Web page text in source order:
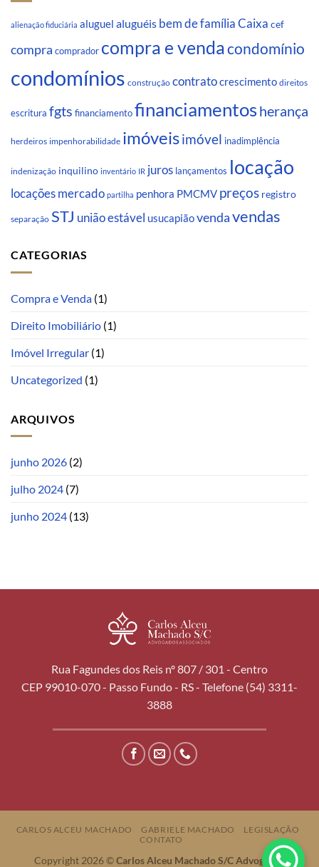
alienação fiduciária aluguel aluguéis bem de família Caixa cef
compra comprador compra e vendacondomínio
condomínios construção contratocrescimento direitos
escritura fgts financiamentofinanciamentosherança
herdeiros impenhorabilidade imóveisimóvel inadimplência
indenização inquilino inventário IR juros lançamentos locação
locações mercado partilha penhora PMCMV preços registro
separação STJ união estável usucapiãovendavendas
CATEGORIAS
Compra e Venda (1)
Direito Imobiliário (1)
Imóvel Irregular (1)
Uncategorized (1)
ARQUIVOS
junho 2026 (2)
julho 2024 (7)
junho 2024 (13)
Rua Fagundes dos Reis nº 807 / 301 - Centro
CEP 99010-070 - Passo Fundo - RS - Telefone (54) 3311-
3888
CARLOS ALCEU MACHADO GABRIELE MACHADO
LEGISLAÇÃO
CONTATO
Copyright 2026 ©Carlos Alceu Machado S/C Advogados